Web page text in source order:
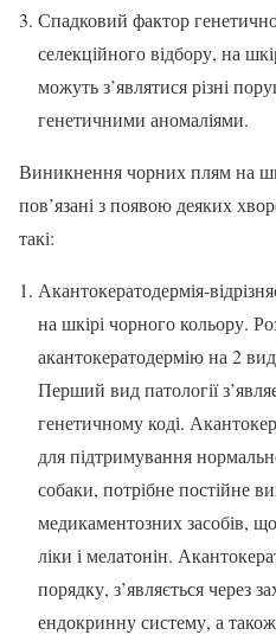
Спадковий фактор
селекційного відбору, на
можуть з’являтися різні
генетичними аномаліями.
Виникнення чорних плям на
пов’язані з появою деяких
такі:
Акантокератодермія-
на шкірі чорного кольору.
акантокератодермію на 2
Перший вид патології
генетичному коді.
для підтримування
собаки, потрібне постійне
медикаментозних засобів,
ліки і мелатонін.
порядку, з’являється через
ендокринну систему, а також